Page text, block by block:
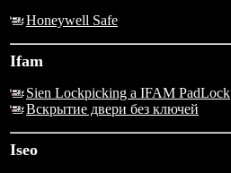
Honeywell Safe
Ifam
Sien Lockpicking a IFAM PadLock
Вскрытие двери без ключей
Iseo